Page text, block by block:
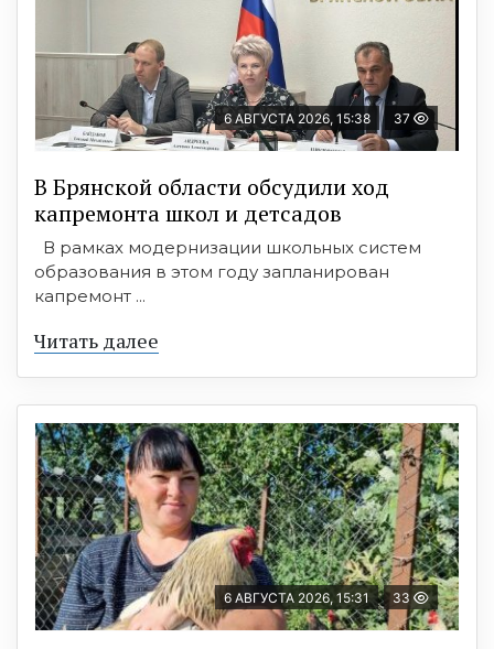
6 АВГУСТА 2026, 15:38 37
В Брянской области обсудили ход
капремонта школ и детсадов
В рамках модернизации школьных систем
образования в этом году запланирован
капремонт ...
Читать далее
6 АВГУСТА 2026, 15:31 33